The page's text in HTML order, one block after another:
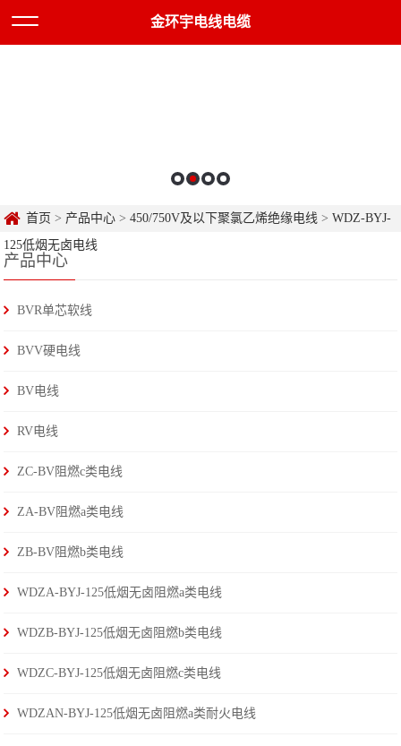
金环宇电线电缆
首页 > 产品中心 >450/750V及以下聚氯乙烯绝缘电线 >WDZ-BYJ-
125低烟无卤电线
产品中心
BVR单芯软线
BVV硬电线
BV电线
RV电线
ZC-BV阻燃c类电线
ZA-BV阻燃a类电线
ZB-BV阻燃b类电线
WDZA-BYJ-125低烟无卤阻燃a类电线
WDZB-BYJ-125低烟无卤阻燃b类电线
WDZC-BYJ-125低烟无卤阻燃c类电线
WDZAN-BYJ-125低烟无卤阻燃a类耐火电线